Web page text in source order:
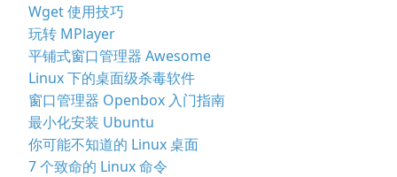
Wget 使用技巧
玩转 MPlayer
平铺式窗口管理器 Awesome
Linux 下的桌面级杀毒软件
窗口管理器 Openbox 入门指南
最小化安装 Ubuntu
你可能不知道的 Linux 桌面
7 个致命的 Linux 命令